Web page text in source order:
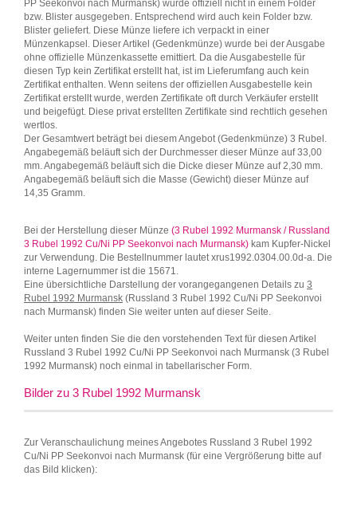
PP Seekonvoi nach Murmansk) wurde offiziell nicht in einem Folder
bzw. Blister ausgegeben. Entsprechend wird auch kein Folder bzw.
Blister geliefert. Diese Münze liefere ich verpackt in einer
Münzenkapsel. Dieser Artikel (Gedenkmünze) wurde bei der Ausgabe
ohne offizielle Münzenkassette emittiert. Da die Ausgabestelle für
diesen Typ kein Zertifikat erstellt hat, ist im Lieferumfang auch kein
Zertifikat enthalten. Wenn seitens der offiziellen Ausgabestelle kein
Zertifikat erstellt wurde, werden Zertifikate oft durch Verkäufer erstellt
und beigefügt. Diese privat erstellten Zertifikate sind rechtlich gesehen
wertlos.
Der Gesamtwert beträgt bei diesem Angebot (Gedenkmünze) 3 Rubel.
Angabegemäß beläuft sich der Durchmesser dieser Münze auf 33,00
mm. Angabegemäß beläuft sich die Dicke dieser Münze auf 2,30 mm.
Angabegemäß beläuft sich die Masse (Gewicht) dieser Münze auf
14,35 Gramm.
Bei der Herstellung dieser Münze (3 Rubel 1992 Murmansk / Russland
3 Rubel 1992 Cu/Ni PP Seekonvoi nach Murmansk) kam Kupfer-Nickel
zur Verwendung. Die Bestellnummer lautet xrus1992.0304.00.0d-a. Die
interne Lagernummer ist die 15671.
Eine übersichtliche Darstellung der vorangegangenen Details zu 3
Rubel 1992 Murmansk (Russland 3 Rubel 1992 Cu/Ni PP Seekonvoi
nach Murmansk) finden Sie weiter unten auf dieser Seite.
Weiter unten finden Sie die den vorstehenden Text für diesen Artikel
Russland 3 Rubel 1992 Cu/Ni PP Seekonvoi nach Murmansk (3 Rubel
1992 Murmansk) noch einmal in tabellarischer Form.
Bilder zu 3 Rubel 1992 Murmansk
Zur Veranschaulichung meines Angebotes Russland 3 Rubel 1992
Cu/Ni PP Seekonvoi nach Murmansk (für eine Vergrößerung bitte auf
das Bild klicken):